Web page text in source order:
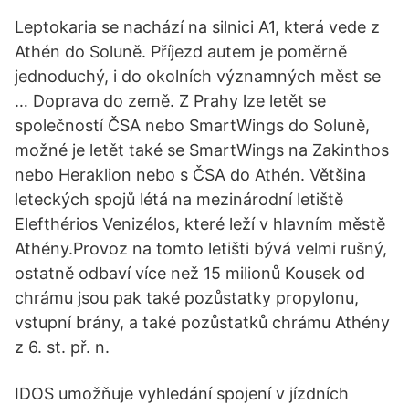
Leptokaria se nachází na silnici A1, která vede z
Athén do Soluně. Příjezd autem je poměrně
jednoduchý, i do okolních významných měst se
… Doprava do země. Z Prahy lze letět se
společností ČSA nebo SmartWings do Soluně,
možné je letět také se SmartWings na Zakinthos
nebo Heraklion nebo s ČSA do Athén. Většina
leteckých spojů létá na mezinárodní letiště
Elefthérios Venizélos, které leží v hlavním městě
Athény.Provoz na tomto letišti bývá velmi rušný,
ostatně odbaví více než 15 milionů Kousek od
chrámu jsou pak také pozůstatky propylonu,
vstupní brány, a také pozůstatků chrámu Athény
z 6. st. př. n.
IDOS umožňuje vyhledání spojení v jízdních